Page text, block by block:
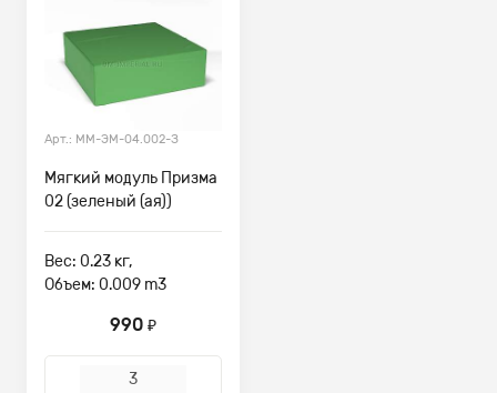
Арт.: ММ-ЭМ-04.002-З
Мягкий модуль Призма
02 (зеленый (ая))
Вес: 0.23 кг,
Объем: 0.009 m3
990 ₽